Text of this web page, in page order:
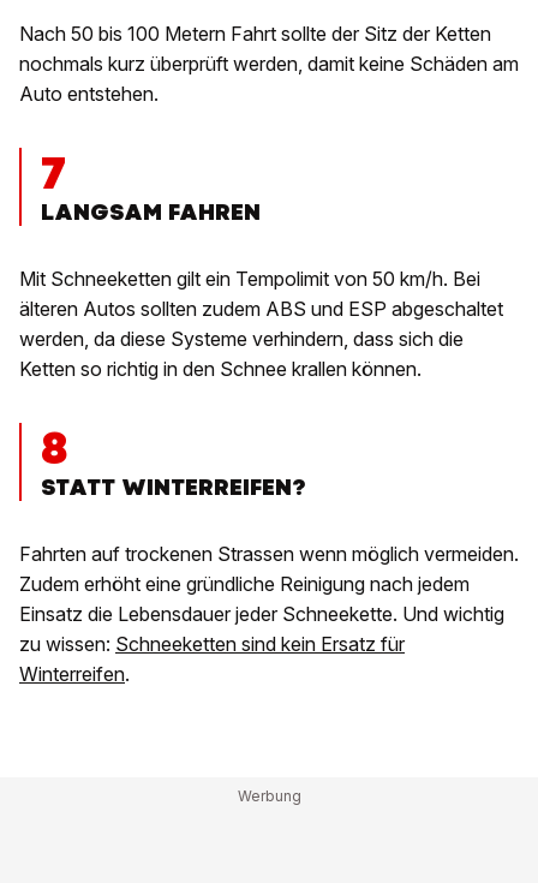
Nach 50 bis 100 Metern Fahrt sollte der Sitz der Ketten
nochmals kurz überprüft werden, damit keine Schäden am
Auto entstehen.
7
LANGSAM FAHREN
Mit Schneeketten gilt ein Tempolimit von 50 km/h. Bei
älteren Autos sollten zudem ABS und ESP abgeschaltet
werden, da diese Systeme verhindern, dass sich die
Ketten so richtig in den Schnee krallen können.
8
STATT WINTERREIFEN?
Fahrten auf trockenen Strassen wenn möglich vermeiden.
Zudem erhöht eine gründliche Reinigung nach jedem
Einsatz die Lebensdauer jeder Schneekette. Und wichtig
zu wissen: Schneeketten sind kein Ersatz für
Winterreifen.